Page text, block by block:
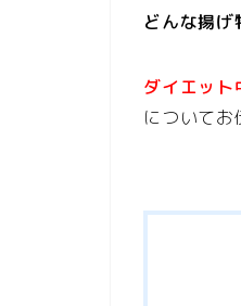
どんな揚
ダイエット
についてお